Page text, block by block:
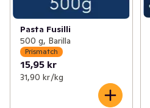
Pasta Fusilli
500 g, Barilla
Prismatch
15,95 kr
31,90 kr /kg